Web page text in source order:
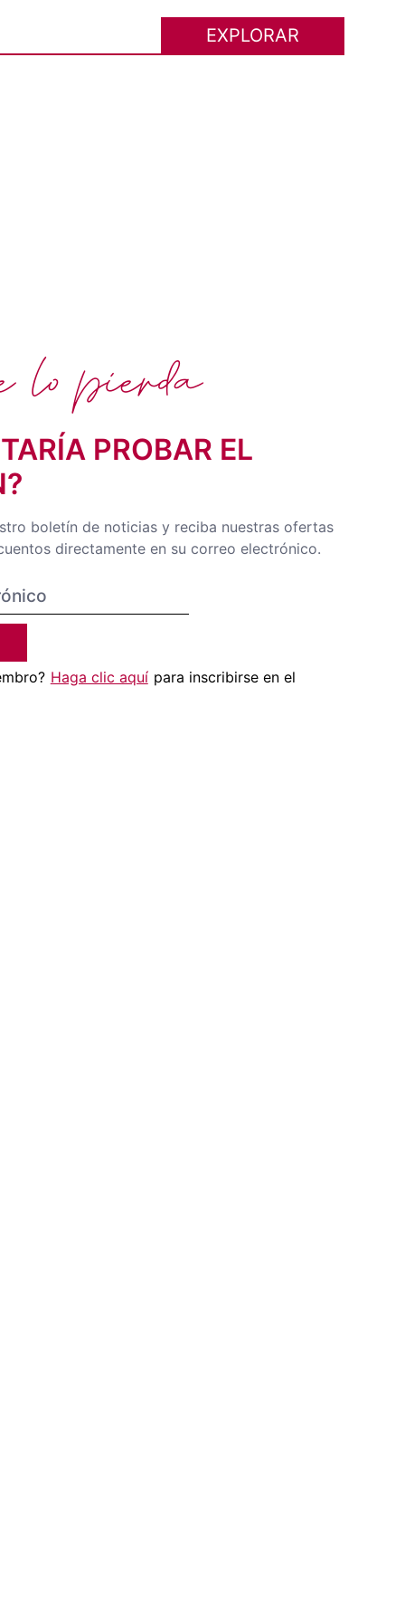
EXPLORAR
PROBAR EL
boletín de noticias y reciba nuestras ofertas
directamente en su correo electrónico.
Haga clic aquí para inscribirse en el
pierda